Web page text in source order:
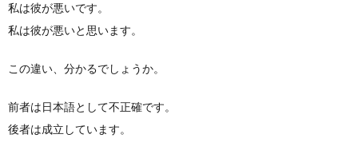
私は彼が悪いです。
私は彼が悪いと思います。
この違い、分かるでしょうか。
前者は日本語として不正確です。
後者は成立しています。